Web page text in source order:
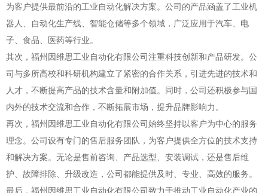
为客户提供最前沿的工业自动化解决方案。公司的产品涵盖了工业机
器人、自动化生产线、智能仓储等多个领域，广泛应用于汽车、电
子、食品、医药等行业。
其次，福州因维思工业自动化有限公司注重科技创新和产品研发。公
司与多所高校和科研机构建立了紧密的合作关系，引进先进的技术和
人才，不断提高产品的技术含量和附加值。同时，公司还积极参与国
内外的技术交流和合作，不断拓展市场，提升品牌影响力。
再次，福州因维思工业自动化有限公司始终坚持以客户为中心的服务
理念。公司设有专门的售后服务团队，为客户提供全方位的技术支持
和解决方案。无论是售前咨询、产品选型、安装调试，还是售后维
护、故障排除、升级改造，公司都能提供及时、专业、高效的服务。
最后，福州因维思工业自动化有限公司致力于推动工业自动化产业的